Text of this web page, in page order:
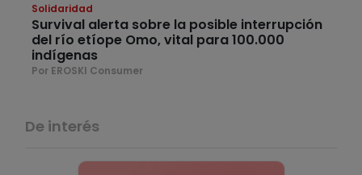
Solidaridad
Survival alerta sobre la posible interrupción
del río etíope Omo, vital para 100.000
indígenas
Por EROSKI Consumer
De interés